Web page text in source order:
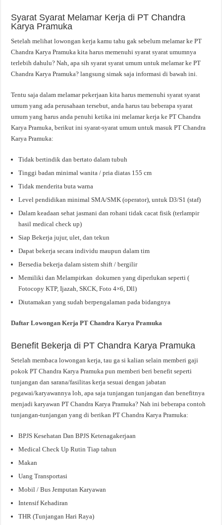
Syarat Syarat Melamar Kerja di PT Chandra
Karya Pramuka
Setelah melihat lowongan kerja kamu tahu gak sebelum melamar ke PT
Chandra Karya Pramuka kita harus memenuhi syarat syarat umumnya
terlebih dahulu? Nah, apa sih syarat syarat umum untuk melamar ke PT
Chandra Karya Pramuka? langsung simak saja informasi di bawah ini.
Tentu saja dalam melamar pekerjaan kita harus memenuhi syarat syarat
umum yang ada perusahaan tersebut, anda harus tau beberapa syarat
umum yang harus anda penuhi ketika ini melamar kerja ke PT Chandra
Karya Pramuka, berikut ini syarat-syarat umum untuk masuk PT Chandra
Karya Pramuka:
Tidak bertindik dan bertato dalam tubuh
Tinggi badan minimal wanita / pria diatas 155 cm
Tidak menderita buta warna
Level pendidikan minimal SMA/SMK (operator), untuk D3/S1 (staf)
Dalam keadaan sehat jasmani dan rohani tidak cacat fisik (terlampir
hasil medical check up)
Siap Bekerja jujur, ulet, dan tekun
Dapat bekerja secara individu maupun dalam tim
Bersedia bekerja dalam sistem shift / bergilir
Memiliki dan Melampirkan dokumen yang diperlukan seperti (
Fotocopy KTP, Ijazah, SKCK, Foto 4×6, Dll)
Diutamakan yang sudah berpengalaman pada bidangnya
Daftar Lowongan Kerja PT Chandra Karya Pramuka
Benefit Bekerja di PT Chandra Karya Pramuka
Setelah membaca lowongan kerja, tau ga si kalian selain memberi gaji
pokok PT Chandra Karya Pramuka pun memberi beri benefit seperti
tunjangan dan sarana/fasilitas kerja sesuai dengan jabatan
pegawai/karyawannya loh, apa saja tunjangan tunjangan dan benefitnya
menjadi karyawan PT Chandra Karya Pramuka? Nah ini beberapa contoh
tunjangan-tunjangan yang di berikan PT Chandra Karya Pramuka:
BPJS Kesehatan Dan BPJS Ketenagakerjaan
Medical Check Up Rutin Tiap tahun
Makan
Uang Transportasi
Mobil / Bus Jemputan Karyawan
Intensif Kehadiran
THR (Tunjangan Hari Raya)